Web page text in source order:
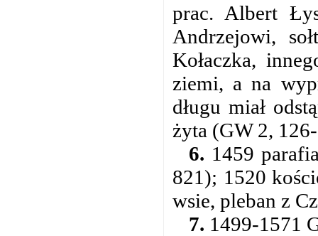
prac. Albert
Andrzejowi,
Kołaczka,
ziemi, a na
długu miał
żyta (GW 2,
6. 1459
821); 1520
wsie, pleban z
7. 1499-1571